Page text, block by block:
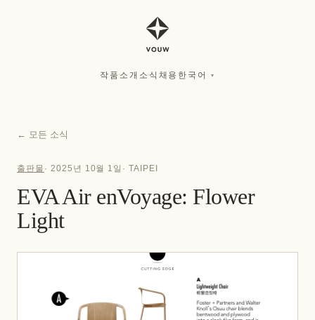
작품 소개 소식 채용 한국어 ▾
← 모든 소식
출판물 · 2025년 10월 1일 ·TAIPEI
EVA Air enVoyage: Flower
Light